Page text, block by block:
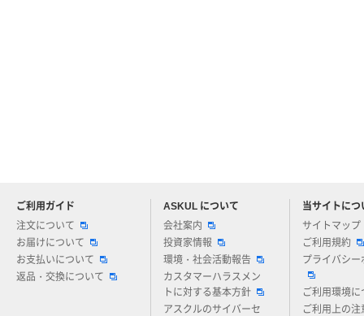
ご利用ガイド
注文について
お届けについて
お支払いについて
返品・交換について
ASKUL について
会社案内
投資家情報
環境・社会活動報告
カスタマーハラスメン
トに対する基本方針
アスクルのサイバーセ
当サイトにつ
サイトマップ
ご利用規約
プライバシー
ご利用環境に
ご利用上の注
アスクルについてお気軽にご質問ください